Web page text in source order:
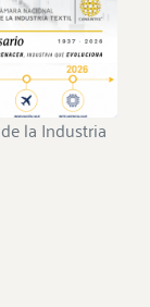
la Industria